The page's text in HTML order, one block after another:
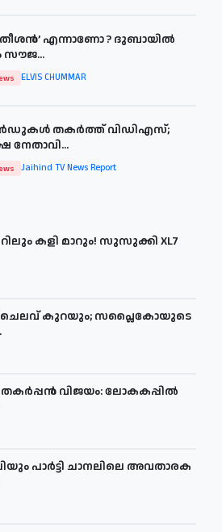
എന്നാണോ ? ദുബായില്‍
സൗജ...
ELVIS CHUMMAR
തകർത്ത് വിഡിഎസ്;
നേതാവി...
Jaihind TV News Report
കളി മാറും! സുസുക്കി XL7
കുറയും; സപ്ലൈകോയുടെ
തകർപ്പൻ വിജയം: ലോകകപ്പിൽ
പാര്‍ട്ടി ചാനലിലെ അവതാരക